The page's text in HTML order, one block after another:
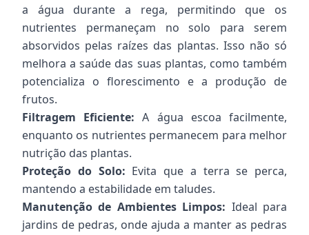
a água durante a rega, permitindo que os
nutrientes permaneçam no solo para serem
absorvidos pelas raízes das plantas. Isso não só
melhora a saúde das suas plantas, como também
potencializa o florescimento e a produção de
frutos.
Filtragem Eficiente: A água escoa facilmente,
enquanto os nutrientes permanecem para melhor
nutrição das plantas.
Proteção do Solo: Evita que a terra se perca,
mantendo a estabilidade em taludes.
Manutenção de Ambientes Limpos: Ideal para
jardins de pedras, onde ajuda a manter as pedras